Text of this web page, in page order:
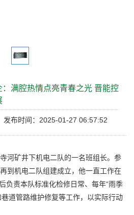
满腔热情点亮青春之光 晋能控
发布时间：2025-01-27 06:57:52
矿井下机电二队的一名班组长。参
到机电二队组建成立，他一直工作在
负责本队标准化检修日常、每年“雨季
道管路维护修复等工作，以实际行动